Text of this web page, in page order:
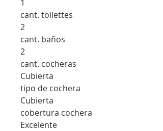
1
cant. toilettes
2
cant. baños
2
cant. cocheras
Cubierta
tipo de cochera
Cubierta
cobertura cochera
Excelente